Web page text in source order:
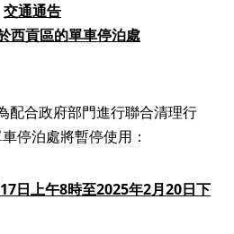
交通通告
西貢區的單車停泊處
合政府部門進行聯合清理行
停泊處將暫停使用：
17日上午8時至2025年2月20日下